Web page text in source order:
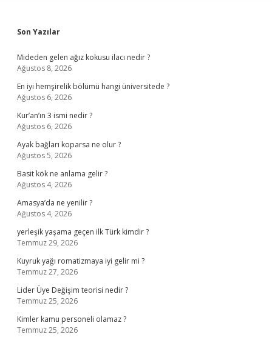
Sidebar
Son Yazılar
Mideden gelen ağız kokusu ilacı nedir ?
Ağustos 8, 2026
En iyi hemşirelik bölümü hangi üniversitede ?
Ağustos 6, 2026
Kur’an’ın 3 ismi nedir ?
Ağustos 6, 2026
Ayak bağları koparsa ne olur ?
Ağustos 5, 2026
Basit kök ne anlama gelir ?
Ağustos 4, 2026
Amasya’da ne yenilir ?
Ağustos 4, 2026
yerleşik yaşama geçen ilk Türk kimdir ?
Temmuz 29, 2026
Kuyruk yağı romatizmaya iyi gelir mi ?
Temmuz 27, 2026
Lider Üye Değişim teorisi nedir ?
Temmuz 25, 2026
Kimler kamu personeli olamaz ?
Temmuz 25, 2026